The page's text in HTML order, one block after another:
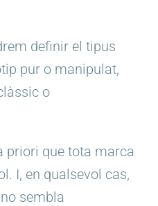
definir el tipus
pur o manipulat,
o
priori que tota marca
I, en qualsevol cas,
no sembla